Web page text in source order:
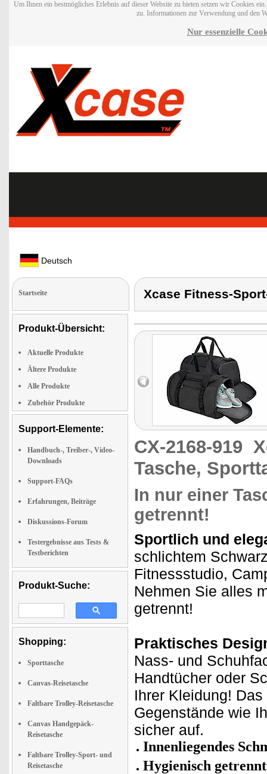
Um Ihnen ein bestmögliches Erlebnis auf dieser Website zu bieten setzen wir Cookies
zu. Informationen zur Verwendung und den
Nur essenzielle
Deutsch
Startseite
Produkt-Übersicht:
Aktuelle Produkte
Ältere Produkte
Alle Produkte
Zubehör Produkte
Support-Elemente:
Handbuch-, Treiber-, Video-
Downloads
Support-FAQs
Erfahrungen, Beiträge
Diskussions-Forum
Testergebnisse aus Tests &
Testberichten
Produkt-Suche:
Shopping:
Sporttasche
Canvas-Reisetasche
Faltbare Trolley-Reisetasche
Canvas Handgepäck-
Reisetasche
Faltbare Trolley-Sport- und
Reisetasche
Xcase Fitness-
CX-2168-919
Tasche,
In nur einer
getrennt!
Sportlich und
schlichtem
Fitnessstudio,
Nehmen Sie alles
getrennt!
Praktisches
Nass- und
Handtücher oder
Ihrer Kleidung!
Gegenstände wie
sicher auf.
Innenliegendes
Hygienisch